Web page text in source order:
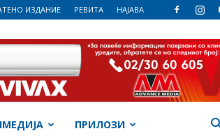
ИЗДАНИЕ РЕВИТА НАЈАВА
ПРИЛОЗИ